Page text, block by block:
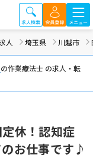
人 埼玉県 川越市
の作業療法士 の求人・転
定休！認知症
お仕事です♪